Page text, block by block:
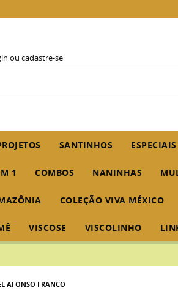
ou cadastre-se
SANTINHOS ESPECIAIS
1 COMBOS NANINHAS
COLEÇÃO VIVA MÉXICO
VISCOSE VISCOLINHO
AFONSO FRANCO